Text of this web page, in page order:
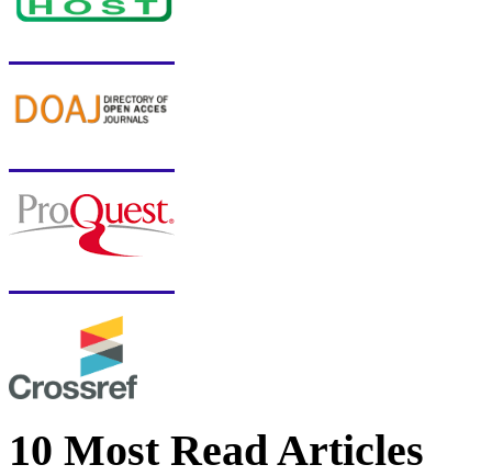
10 Most Read Articles